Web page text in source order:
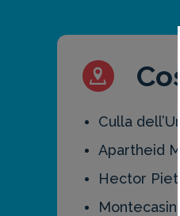
Culla
Apartheid
Hector
Montecasino